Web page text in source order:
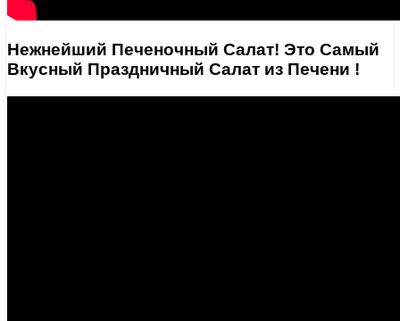
Нежнейший Печеночный Салат! Это Самый
Вкусный Праздничный Салат из Печени !